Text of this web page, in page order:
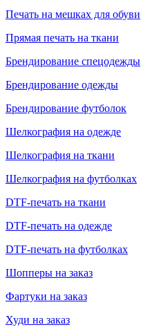
Печать на мешках для обуви
Прямая печать на ткани
Брендирование спецодежды
Брендирование одежды
Брендирование футболок
Шелкография на одежде
Шелкография на ткани
Шелкография на футболках
DTF-печать на ткани
DTF-печать на одежде
DTF-печать на футболках
Шопперы на заказ
Фартуки на заказ
Худи на заказ